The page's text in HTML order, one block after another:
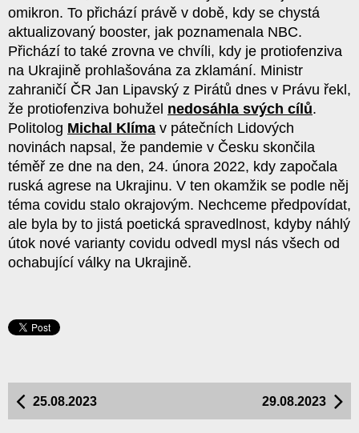
omikron. To přichází právě v době, kdy se chystá
aktualizovaný booster, jak poznamenala NBC.
Přichází to také zrovna ve chvíli, kdy je protiofenziva
na Ukrajině prohlašována za zklamání. Ministr
zahraničí ČR Jan Lipavský z Pirátů dnes v Právu řekl,
že protiofenziva bohužel nedosáhla svých cílů.
Politolog Michal Klíma v pátečních Lidových
novinách napsal, že pandemie v Česku skončila
téměř ze dne na den, 24. února 2022, kdy započala
ruská agrese na Ukrajinu. V ten okamžik se podle něj
téma covidu stalo okrajovým. Nechceme předpovídat,
ale byla by to jistá poetická spravedlnost, kdyby náhlý
útok nové varianty covidu odvedl mysl nás všech od
ochabující války na Ukrajině.
29.08.2023
25.08.2023